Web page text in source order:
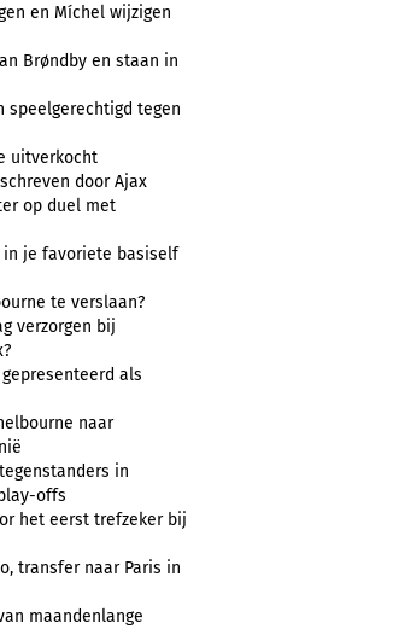
en Míchel wijzigen
Brøndby en staan in
speelgerechtigd tegen
uitverkocht
door Ajax
op duel met
in je favoriete basiself
te verslaan?
verzorgen bij
als
naar
in
offs
het eerst trefzeker bij
transfer naar Paris in
maandenlange